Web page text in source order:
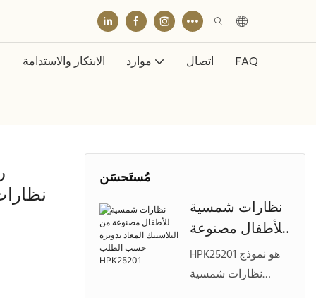
الابتكار والاستدامة موارد اتصال FAQ
مُستَحسَن
نظارات شمسية
للأطفال مصنوعة
من البلاستيك
المعاد تدويره
HPK25201 هو نموذج
نظارات شمسية